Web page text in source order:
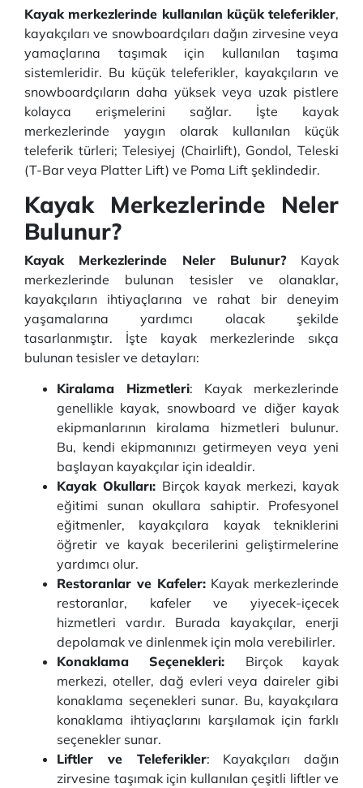
Kayak merkezlerinde kullanılan küçük teleferikler,
kayakçıları ve snowboardçıları dağın zirvesine veya
yamaçlarına taşımak için kullanılan taşıma
sistemleridir. Bu küçük teleferikler, kayakçıların ve
snowboardçıların daha yüksek veya uzak pistlere
kolayca erişmelerini sağlar. İşte kayak
merkezlerinde yaygın olarak kullanılan küçük
teleferik türleri; Telesiyej (Chairlift), Gondol, Teleski
(T-Bar veya Platter Lift) ve Poma Lift şeklindedir.
Kayak Merkezlerinde Neler
Bulunur?
Kayak Merkezlerinde Neler Bulunur?Kayak
merkezlerinde bulunan tesisler ve olanaklar,
kayakçıların ihtiyaçlarına ve rahat bir deneyim
yaşamalarına yardımcı olacak şekilde
tasarlanmıştır. İşte kayak merkezlerinde sıkça
bulunan tesisler ve detayları:
Kiralama Hizmetleri: Kayak merkezlerinde
genellikle kayak, snowboard ve diğer kayak
ekipmanlarının kiralama hizmetleri bulunur.
Bu, kendi ekipmanınızı getirmeyen veya yeni
başlayan kayakçılar için idealdir.
Kayak Okulları: Birçok kayak merkezi, kayak
eğitimi sunan okullara sahiptir. Profesyonel
eğitmenler, kayakçılara kayak tekniklerini
öğretir ve kayak becerilerini geliştirmelerine
yardımcı olur.
Restoranlar ve Kafeler: Kayak merkezlerinde
restoranlar, kafeler ve yiyecek-içecek
hizmetleri vardır. Burada kayakçılar, enerji
depolamak ve dinlenmek için mola verebilirler.
Konaklama Seçenekleri: Birçok kayak
merkezi, oteller, dağ evleri veya daireler gibi
konaklama seçenekleri sunar. Bu, kayakçılara
konaklama ihtiyaçlarını karşılamak için farklı
seçenekler sunar.
Liftler ve Teleferikler: Kayakçıları dağın
zirvesine taşımak için kullanılan çeşitli liftler ve